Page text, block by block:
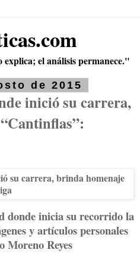
el análisis permanece."
de 2015
inició su carrera,
donde inicia su recorrido la
y artículos personales
Moreno Reyes